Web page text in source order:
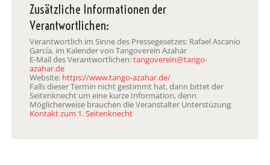
Zusätzliche Informationen der
Verantwortlichen:
Verantwortlich im Sinne des Pressegesetzes: Rafael Ascanio
García, im Kalender von Tangoverein Azahar
E-Mail des Verantwortlichen:tangoverein@tango-
azahar.de
Website: https://www.tango-azahar.de/
Falls dieser Termin nicht gestimmt hat, dann bittet der
Seitenknecht um eine kurze Information, denn
Möglicherweise brauchen die Veranstalter Unterstüzung:
Kontakt zum 1. Seitenknecht